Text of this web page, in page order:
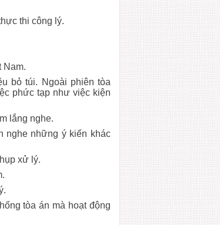
thi công lý.
Nam.
bỏ túi. Ngoài phiên tòa
phức tạp như việc kiện
lắng nghe.
nghe những ý kiến khác
xử lý.
tòa án mà hoạt động